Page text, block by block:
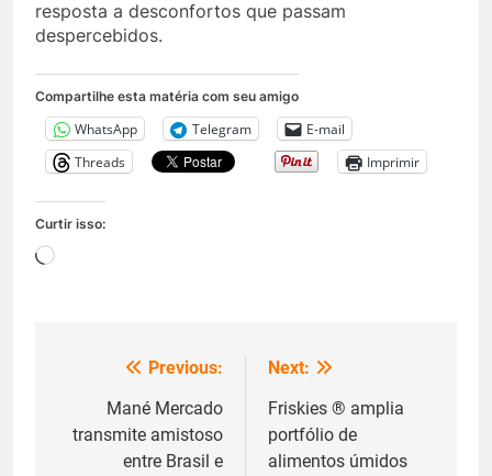
resposta a desconfortos que passam
despercebidos.
Compartilhe esta matéria com seu amigo
WhatsApp Telegram
E-mail
Threads
Imprimir
Curtir isso:
Carregando...
Navegação
Previous:
Mané Mercado
transmite amistoso
entre Brasil e
Next:
Friskies ® amplia
portfólio de
alimentos úmidos